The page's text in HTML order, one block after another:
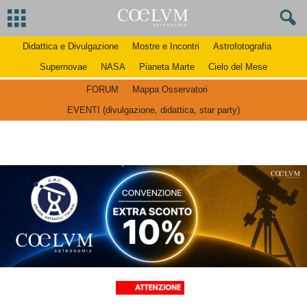
Didattica e Divulgazione Mostre e Incontri
Astrofotografia
Supernovae
NASA Pianeta Marte Cielo del Mese
FORUM
Mappa Osservatori
EVENTI (divulgazione, didattica, star party)